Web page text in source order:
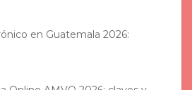
en Guatemala 2026: